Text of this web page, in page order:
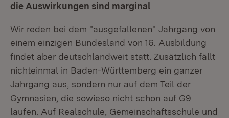
die Auswirkungen sind marginal
Wir reden bei dem "ausgefallenen" Jahrgang von
einem einzigen Bundesland von 16. Ausbildung
findet aber deutschlandweit statt. Zusätzlich fällt
nichteinmal in Baden-Württemberg ein ganzer
Jahrgang aus, sondern nur auf dem Teil der
Gymnasien, die sowieso nicht schon auf G9
laufen. Auf Realschule, Gemeinschaftsschule und